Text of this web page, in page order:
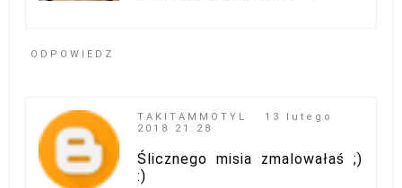
ODPOWIEDZ
TAKITAMMOTYL
13 lutego
2018 21:28
Ślicznego misia zmalowałaś ;)
:)